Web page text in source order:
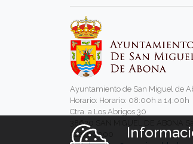
Ayuntamiento de San Miguel de
Horario: Horario: 08:00h a 14:00h
Ctra. a Los Abrigos 30
38620 SAN MIGUEL DE ABONA
922700000